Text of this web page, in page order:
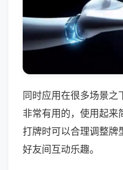
同时应用在很多场景之
非常有用的，使用起来
打牌时可以合理调整牌
好友间互动乐趣。